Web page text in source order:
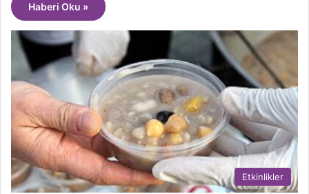
Haberi Oku »
Etkinlikler